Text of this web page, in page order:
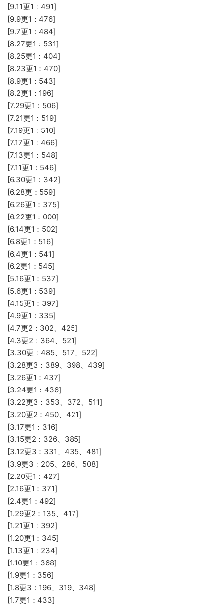
[9.11更1：491]
[9.9更1：476]
[9.7更1：484]
[8.27更1：531]
[8.25更1：404]
[8.23更1：470]
[8.9更1：543]
[8.2更1：196]
[7.29更1：506]
[7.21更1：519]
[7.19更1：510]
[7.17更1：466]
[7.13更1：548]
[7.11更1：546]
[6.30更1：342]
[6.28更：559]
[6.26更1：375]
[6.22更1：000]
[6.14更1：502]
[6.8更1：516]
[6.4更1：541]
[6.2更1：545]
[5.16更1：537]
[5.6更1：539]
[4.15更1：397]
[4.9更1：335]
[4.7更2：302、425]
[4.3更2：364、521]
[3.30更：485、517、522]
[3.28更3：389、398、439]
[3.26更1：437]
[3.24更1：436]
[3.22更3：353、372、511]
[3.20更2：450、421]
[3.17更1：316]
[3.15更2：326、385]
[3.12更3：331、435、481]
[3.9更3：205、286、508]
[2.20更1：427]
[2.16更1：371]
[2.4更1：492]
[1.29更2：135、417]
[1.21更1：392]
[1.20更1：345]
[1.13更1：234]
[1.10更1：368]
[1.9更1：356]
[1.8更3：196、319、348]
[1.7更1：433]